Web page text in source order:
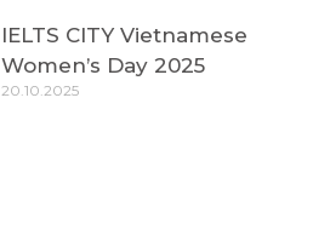
IELTS CITY Vietnamese
Women’s Day 2025
20.10.2025